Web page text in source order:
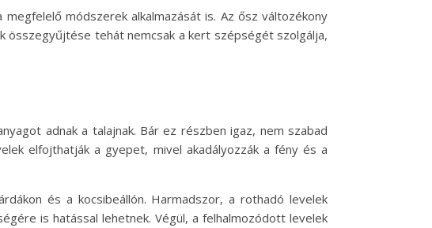
módszerek alkalmazását is. Az ősz változékony
összegyűjtése tehát nemcsak a kert szépségét szolgálja,
adnak a talajnak. Bár ez részben igaz, nem szabad
elfojthatják a gyepet, mivel akadályozzák a fény és a
és a kocsibeállón. Harmadszor, a rothadó levelek
is hatással lehetnek. Végül, a felhalmozódott levelek